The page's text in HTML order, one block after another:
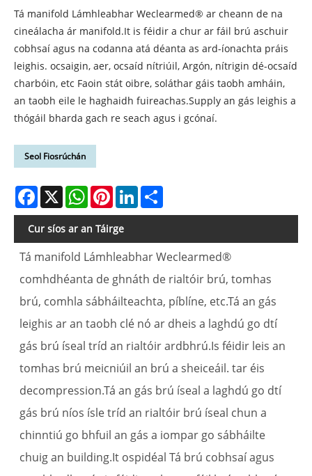
Tá manifold Lámhleabhar Weclearmed® ar cheann de na
cineálacha ár manifold.It is féidir a chur ar fáil brú aschuir
cobhsaí agus na codanna atá déanta as ard-íonachta práis
leighis. ocsaigin, aer, ocsaíd nítriúil, Argón, nítrigin dé-ocsaíd
charbóin, etc Faoin stát oibre, soláthar gáis taobh amháin,
an taobh eile le haghaidh fuireachas.Supply an gás leighis a
thógáil bharda gach re seach agus i gcónaí.
Seol Fiosrúchán
Facebook
X WhatsAppPinterestLinkedIn
Cur síos ar an Táirge
Tá manifold Lámhleabhar Weclearmed®
comhdhéanta de ghnáth de rialtóir brú, tomhas
brú, comhla sábháilteachta, píblíne, etc.Tá an gás
leighis ar an taobh clé nó ar dheis a laghdú go dtí
gás brú íseal tríd an rialtóir ardbhrú.Is féidir leis an
tomhas brú meicniúil an brú a sheiceáil. tar éis
decompression.Tá an gás brú íseal a laghdú go dtí
gás brú níos ísle tríd an rialtóir brú íseal chun a
chinntiú go bhfuil an gás a iompar go sábháilte
chuig an building.It ospidéal Tá brú cobhsaí agus